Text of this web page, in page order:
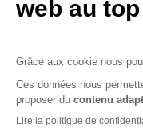
Contactez-nous
Conditions